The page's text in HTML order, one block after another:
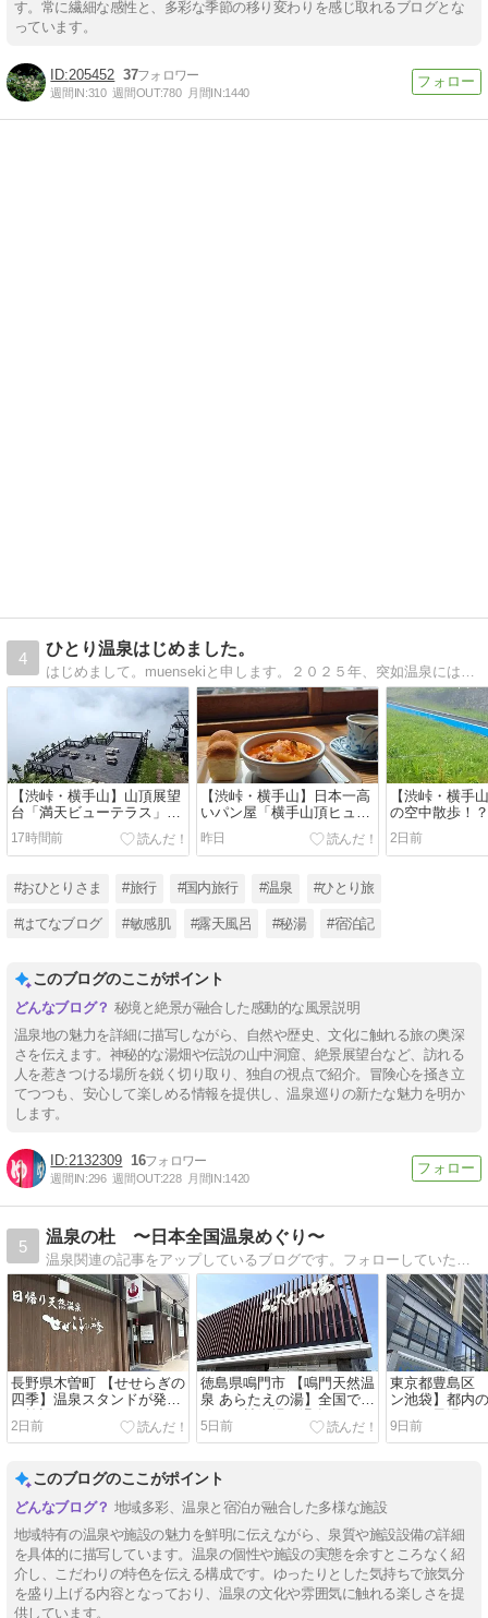
す。常に繊細な感性と、多彩な季節の移り変わりを感じ取れるブログとな
っています。
205452 37
週間IN:310 週間OUT:780 月間IN:1440
4
ひとり温泉はじめました。
【渋峠・横手山】山頂展望
台「満天ビューテラス」か
らの景色は…！？お花のプ
ーさんと雲上に浮かぶテラ
ス｜万座温泉ひとり旅㉟
17時間前
【渋峠・横手山】日本一高
いパン屋「横手山頂ヒュッ
テ」で絶品ボルシチラン
チ！標高2,307mの雲上レス
トラン｜万座温泉ひとり旅
㉞
昨日
【渋峠・横手
の空中散歩！
スカイレータ
いリフトで雨
座温泉ひとり
2日前
#おひとりさま #旅行 #国内旅行 #温泉 #ひとり旅
#はてなブログ #敏感肌 #露天風呂 #秘湯 #宿泊記
このブログのここがポイント
秘境と絶景が融合した感動的な風景説明
温泉地の魅力を詳細に描写しながら、自然や歴史、文化に触れる旅の奥深
さを伝えます。神秘的な湯畑や伝説の山中洞窟、絶景展望台など、訪れる
人を惹きつける場所を鋭く切り取り、独自の視点で紹介。冒険心を掻き立
てつつも、安心して楽しめる情報を提供し、温泉巡りの新たな魅力を明か
します。
2132309 16
週間IN:296 週間OUT:228 月間IN:1420
5
温泉の杜 〜日本全国温泉めぐり〜
長野県木曽町 【せせらぎの
四季】温泉スタンドが発祥
の施設
2日前
徳島県鳴門市 【鳴門天然温
泉 あらたえの湯】全国でも
珍しい競艇場の温泉
5日前
東京都豊島区
ン池袋】都内
テルの黒湯
9日前
このブログのここがポイント
地域多彩、温泉と宿泊が融合した多様な施設
地域特有の温泉や施設の魅力を鮮明に伝えながら、泉質や施設設備の詳細
を具体的に描写しています。温泉の個性や施設の実態を余すところなく紹
介し、こだわりの特色を伝える構成です。ゆったりとした気持ちで旅気分
を盛り上げる内容となっており、温泉の文化や雰囲気に触れる楽しさを提
供しています。